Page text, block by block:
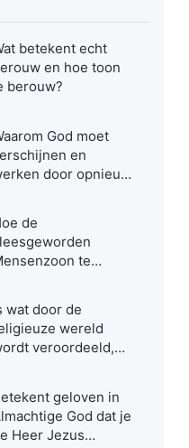
betekent echt
en hoe toon
berouw?
God moet
en
door opnieuw
de
te
wat door de
wereld
veroordeeld,
geloven in
God dat je
Heer Jezus